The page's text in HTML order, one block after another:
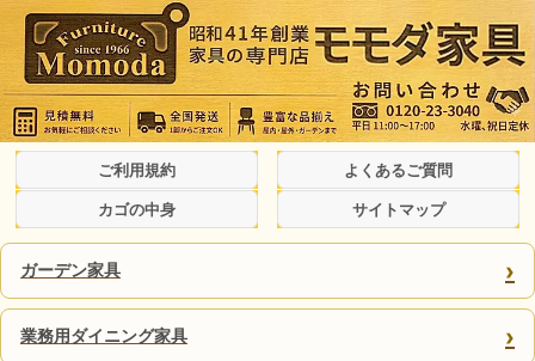
ご利用規約 よくあるご質問
カゴの中身 サイトマップ
ガーデン家具 ›
業務用ダイニング家具 ›